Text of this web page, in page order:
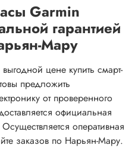
Garmin
гарантией
Мару
цене купить смарт-
предложить
от проверенного
официальная
оперативная
заказов по Нарьян-Мару.